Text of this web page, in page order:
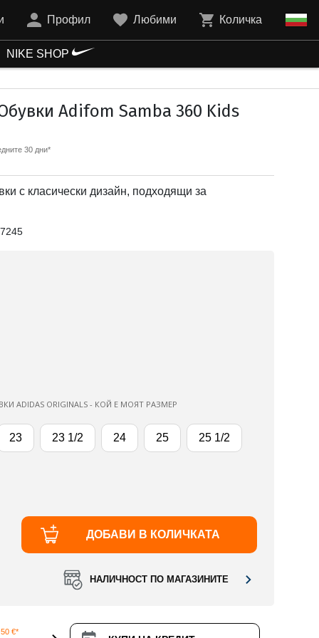
Профил Любими Количка
NIKE SHOP
Adifom Samba 360 Kids
30 дни*
с класически дизайн, подходящи за
ADIDAS ORIGINALS - КОЙ Е МОЯТ РАЗМЕР
23 23 1/2 24 25 25 1/2
ДОБАВИ В КОЛИЧКАТА
НАЛИЧНОСТ ПО МАГАЗИНИТЕ
€*